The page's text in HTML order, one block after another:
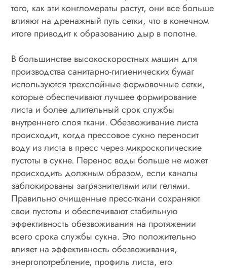
того, как эти конгломераты растут, они все больше
влияют на дренажный путь сетки, что в конечном
итоге приводит к образованию дыр в полотне.
В большинстве высокоскоростных машин для
производства санитарно-гигиенических бумаг
используются трехслойные формовочные сетки,
которые обеспечивают лучшее формирование
листа и более длительный срок службы
внутреннего слоя ткани. Обезвоживание листа
происходит, когда прессовое сукно переносит
воду из листа в пресс через микроскопические
пустоты в сукне. Перенос воды больше не может
происходить должным образом, если каналы
заблокированы загрязнителями или гелями.
Правильно очищенные пресс-ткани сохраняют
свои пустоты и обеспечивают стабильную
эффективность обезвоживания на протяжении
всего срока службы сукна. Это положительно
влияет на эффективность обезвоживания,
энергопотребление, профиль листа, его